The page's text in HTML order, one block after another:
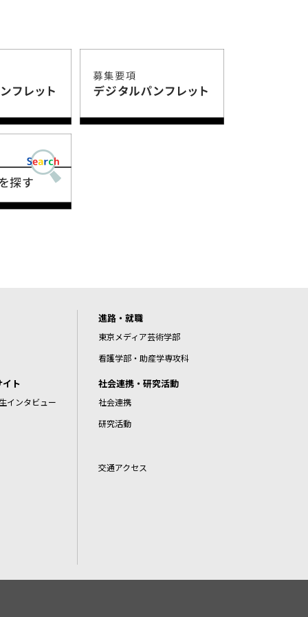
ト
インタビュー
進路・就職
東京メディア芸術学部
看護学部・助産学専攻科
社会連携・研究活動
社会連携
研究活動
交通アクセス